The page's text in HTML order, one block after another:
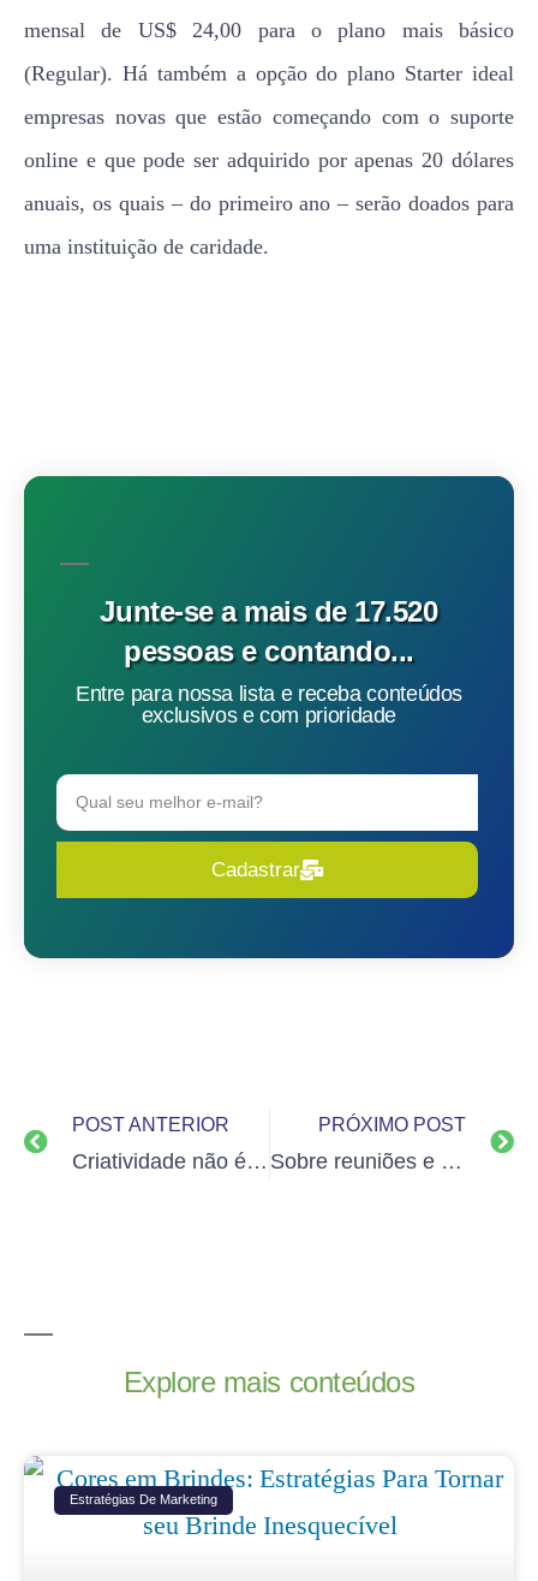
mensal de US$ 24,00 para o plano mais básico
(Regular). Há também a opção do plano Starter ideal
empresas novas que estão começando com o suporte
online e que pode ser adquirido por apenas 20 dólares
anuais, os quais – do primeiro ano – serão doados para
uma instituição de caridade.
Junte-se a mais de 17.520
pessoas e contando...
Entre para nossa lista e receba conteúdos
exclusivos e com prioridade
Cadastrar
POST ANTERIOR
Criatividade não é para os chatos
PRÓXIMO POST
Sobre reuniões e produtividade
Explore mais conteúdos
Estratégias De Marketing